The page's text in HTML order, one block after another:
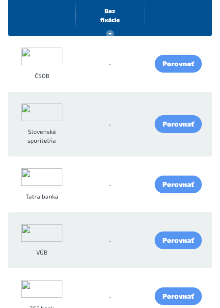
Bez
fixácie
ČSOB
- Porovnať
Slovenská
sporiteľňa
- Porovnať
Tatra banka
- Porovnať
VÚB
- Porovnať
- Porovnať